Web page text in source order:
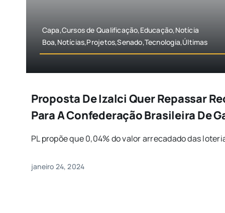
Capa,Cursos de Qualificação,Educação,Notícia
Boa,Notícias,Projetos,Senado,Tecnologia,Últimas
Proposta De Izalci Quer Repassar
Para A Confederação Brasileira De
PL propõe que 0,04% do valor arrecadado das
janeiro 24, 2024